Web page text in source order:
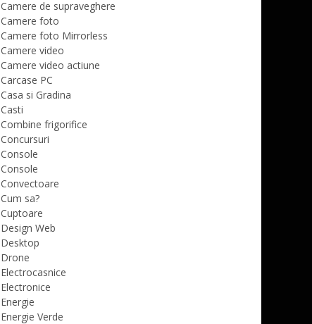
Camere de supraveghere
Camere foto
Camere foto Mirrorless
Camere video
Camere video actiune
Carcase PC
Casa si Gradina
Casti
Combine frigorifice
Concursuri
Console
Console
Convectoare
Cum sa?
Cuptoare
Design Web
Desktop
Drone
Electrocasnice
Electronice
Energie
Energie Verde